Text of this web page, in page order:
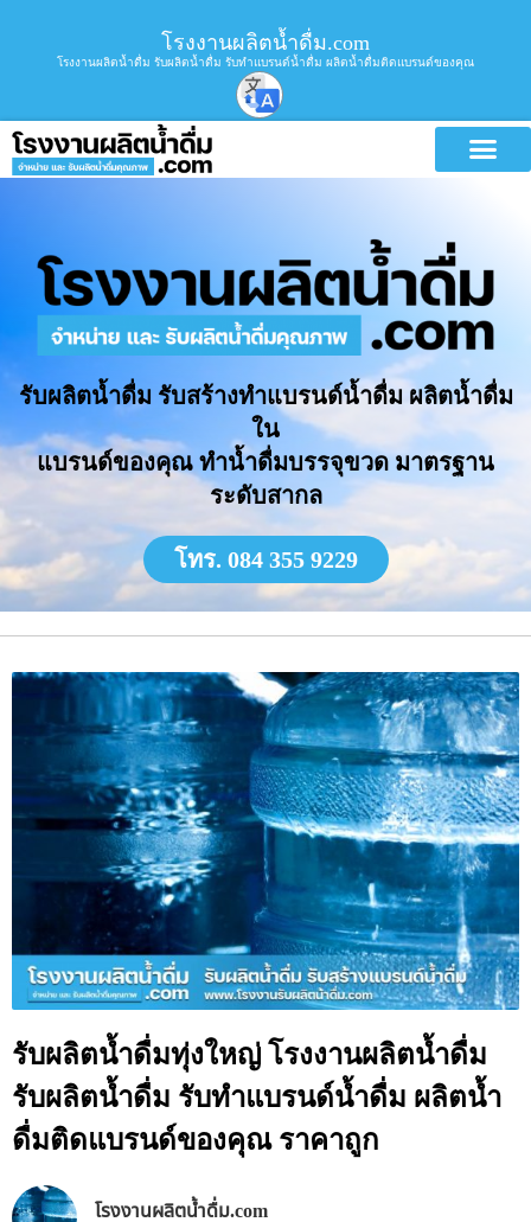
โรงงานผลิตน้ำดื่ม.com
โรงงานผลิตน้ำดื่ม รับผลิตน้ำดื่ม รับทำแบรนด์น้ำดื่ม ผลิตน้ำดื่มติดแบรนด์ของคุณ
รับผลิตน้ำดื่ม รับสร้างทำแบรนด์น้ำดื่ม ผลิตน้ำดื่ม
ใน
แบรนด์ของคุณ ทำน้ำดื่มบรรจุขวด มาตรฐาน
ระดับสากล
โทร. 084 355 9229
รับผลิตน้ำดื่มทุ่งใหญ่ โรงงานผลิตน้ำดื่ม
รับผลิตน้ำดื่ม รับทำแบรนด์น้ำดื่ม ผลิตน้ำ
ดื่มติดแบรนด์ของคุณ ราคาถูก
โรงงานผลิตน้ำดื่ม.com